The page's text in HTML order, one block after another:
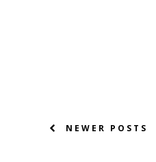
NEWER POSTS